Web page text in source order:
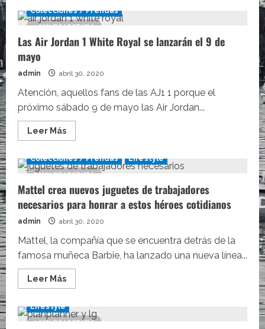
1 MIN DE LECTURA
Colecciones / Prendas
Las Air Jordan 1 White Royal se lanzarán el 9 de
mayo
admin abril 30, 2020
Atención, aquellos fans de las AJ1 1 porque el
próximo sábado 9 de mayo las Air Jordan...
Leer MásLeer
más
Las
Air
1
White
Royal
se
lanzarán
9
de
mayo
2 MIN DE LECTURA
Colecciones / Prendas Lifestyle
Mattel crea nuevos juguetes de trabajadores
necesarios para honrar a estos héroes cotidianos
admin abril 30, 2020
Mattel, la compañía que se encuentra detrás de la
famosa muñeca Barbie, ha lanzado una nueva línea...
Leer MásLeer
más
Mattel
crea
2 MIN DE LECTURA
Lifestyle